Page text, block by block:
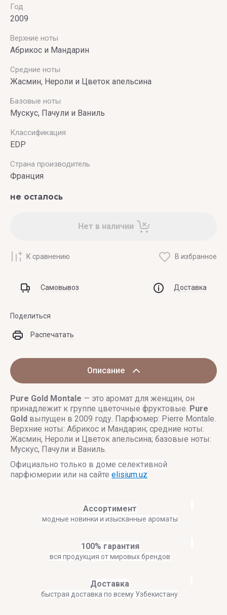
Год
2009
Верхние ноты
Абрикос и Мандарин
Средние ноты
Жасмин, Нероли и Цветок апельсина
Базовые ноты
Мускус, Пачули и Ваниль
Классификация
EDP
Страна производитель
Франция
не осталось
Нет в наличии
К сравнению В избранное
Самовывоз Доставка
Поделиться
Распечатать
Описание
Pure Gold Montale — это аромат для женщин, он
принадлежит к группе цветочные фруктовые. Pure
Gold выпущен в 2009 году. Парфюмер: Pierre Montale.
Верхние ноты: Абрикос и Мандарин; средние ноты:
Жасмин, Нероли и Цветок апельсина; базовые ноты:
Мускус, Пачули и Ваниль.
Официально только в доме селективной
парфюмерии или на сайте elisium.uz
Ассортимент
модные новинки и изысканные ароматы
100% гарантия
вся продукция от мировых брендов
Доставка
быстрая доставка по всему Узбекистану